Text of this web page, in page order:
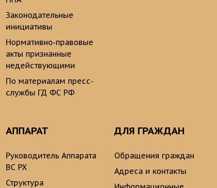
Законодательные
инициативы
Нормативно-правовые
акты признанные
недействующими
По материалам пресс-
службы ГД ФС РФ
АППАРАТ
Руководитель Аппарата
ВС РХ
Структура
ДЛЯ ГРАЖДАН
Обращения граждан
Адреса и контакты